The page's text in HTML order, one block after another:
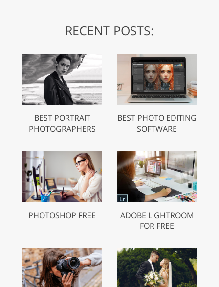
RECENT POSTS:
BEST PORTRAIT
PHOTOGRAPHERS
BEST PHOTO EDITING
SOFTWARE
PHOTOSHOP FREE
ADOBE LIGHTROOM
FOR FREE